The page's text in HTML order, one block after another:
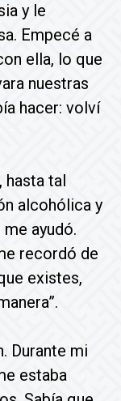
y le
Empecé a
ella, lo que
nuestras
hacer: volví
hasta tal
alcohólica y
ayudó.
recordó de
existes,
Durante mi
estaba